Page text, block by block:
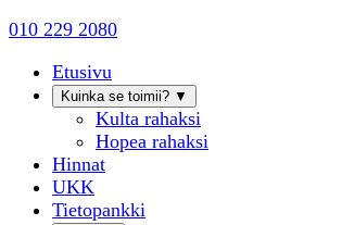
010 229 2080
Etusivu
Kuinka se toimii? ▼
Kulta rahaksi
Hopea rahaksi
Hinnat
UKK
Tietopankki